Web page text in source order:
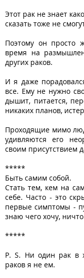
Этот рак не знает
сказать тоже не
Поэтому он просто
время на
других раков.
И я даже
все. Ему не нужно
дышит, питается,
никаких планов,
Проходящие мимо
удивляются его
своим присутствием
*****
Быть самим собой.
Стать тем, кем на
себе. Часто - это
первые симптомы -
знаю чего хочу,
*****
P. S. Ни один рак в
раков я не ем.